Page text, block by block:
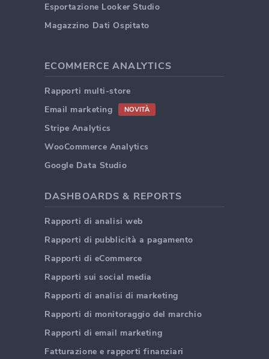
Esportazione Looker Studio
Magazzino Dati Ospitato
ECOMMERCE ANALYTICS
Rapporti multi-store
Email marketing
NOVITÀ
Stripe Analytics
WooCommerce Analytics
Google Data Studio
DASHBOARDS & REPORTS
Rapporti di analisi web
Rapporti di pubblicità a pagamento
Rapporti di eCommerce
Rapporti sui social media
Rapporti di analisi di marketing
Rapporti di monitoraggio del marchio
Rapporti di email marketing
Fatturazione e rapporti finanziari